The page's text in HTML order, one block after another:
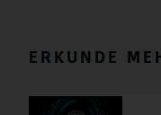
ERKUNDE